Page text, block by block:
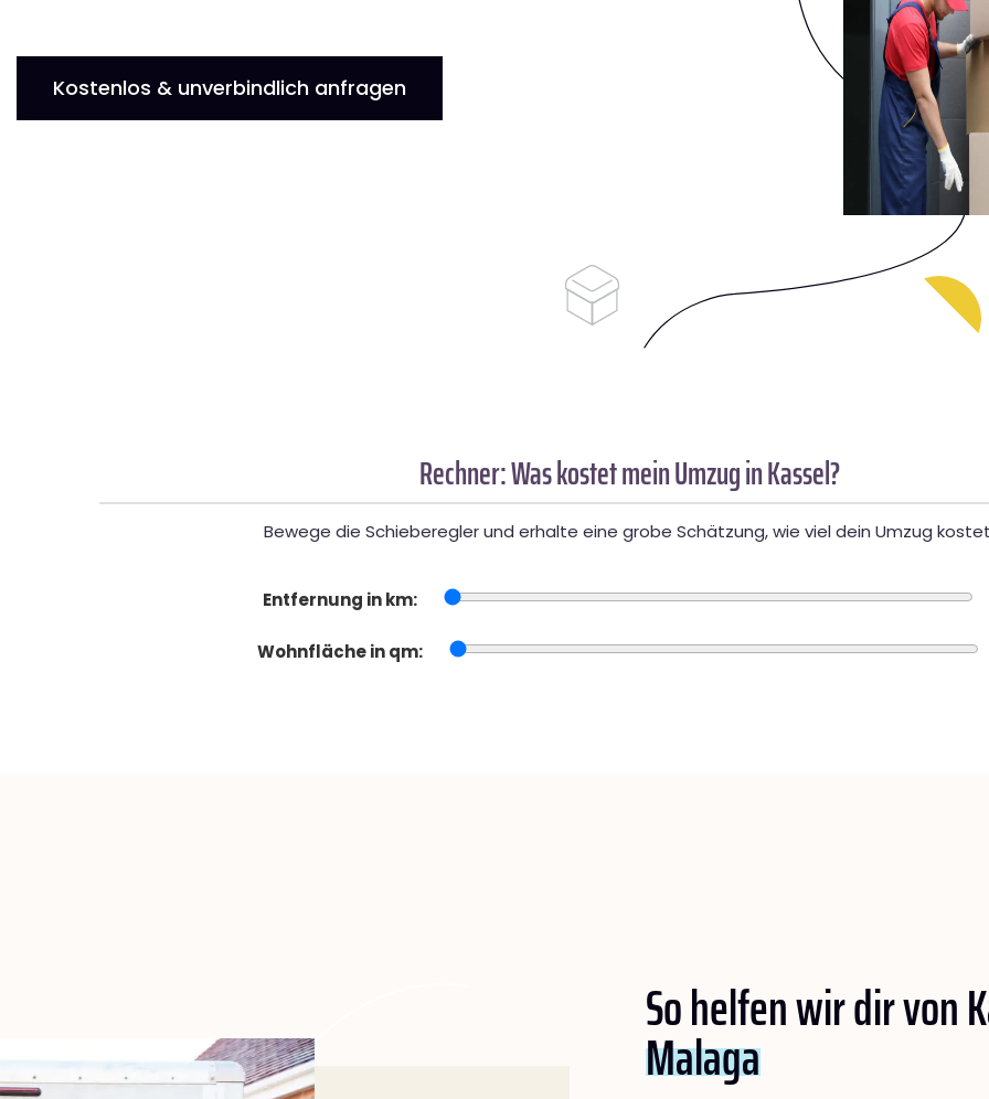
Kostenlos & unverbindlich anfragen
Rechner: Was kostet mein Umzug in Kassel?
Bewege die Schieberegler und erhalte eine grobe Schätzung, wie viel dein Umzug
Entfernung in km:
Wohnfläche in qm:
So helfen wir dir von
Malaga